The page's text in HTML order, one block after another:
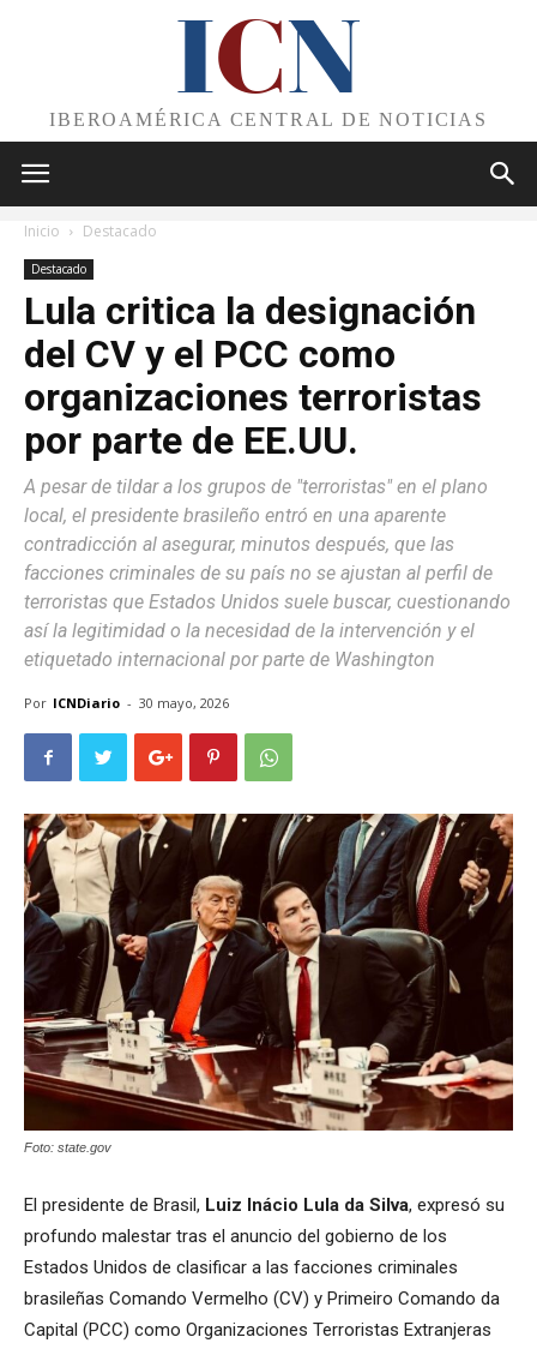
ICN
IBEROAMÉRICA CENTRAL DE NOTICIAS
Inicio Destacado
Destacado
Lula critica la designación
del CV y el PCC como
organizaciones terroristas
por parte de EE.UU.
A pesar de tildar a los grupos de "terroristas" en el plano
local, el presidente brasileño entró en una aparente
contradicción al asegurar, minutos después, que las
facciones criminales de su país no se ajustan al perfil de
terroristas que Estados Unidos suele buscar, cuestionando
así la legitimidad o la necesidad de la intervención y el
etiquetado internacional por parte de Washington
Por ICNDiario - 30 mayo, 2026
Foto: state.gov
El presidente de Brasil, Luiz Inácio Lula da Silva, expresó su
profundo malestar tras el anuncio del gobierno de los
Estados Unidos de clasificar a las facciones criminales
brasileñas Comando Vermelho (CV) y Primeiro Comando da
Capital (PCC) como Organizaciones Terroristas Extranjeras